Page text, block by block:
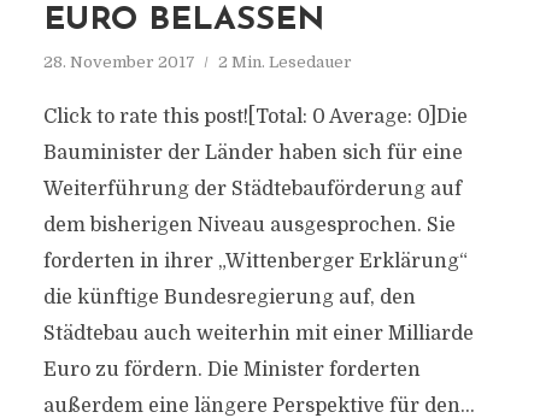
EURO BELASSEN
28. November 2017 2 Min. Lesedauer
Click to rate this post![Total: 0 Average: 0]Die
Bauminister der Länder haben sich für eine
Weiterführung der Städtebauförderung auf
dem bisherigen Niveau ausgesprochen. Sie
forderten in ihrer „Wittenberger Erklärung“
die künftige Bundesregierung auf, den
Städtebau auch weiterhin mit einer Milliarde
Euro zu fördern. Die Minister forderten
außerdem eine längere Perspektive für den...